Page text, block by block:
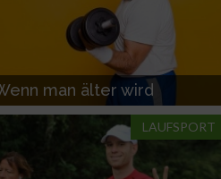
man älter wird
LAUFSPORT